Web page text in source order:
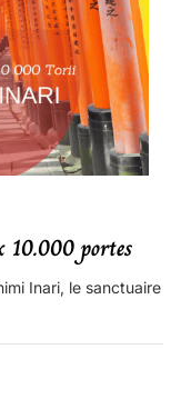
portes
Inari, le sanctuaire